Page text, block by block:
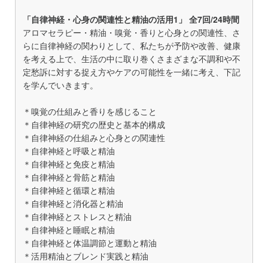
「自律神経・心身の関連性と精油の活用1」 全7回/24時間
アロマセラピー・精油・嗅覚・香りと心身との関連性、さ
らに自律神経の関わりとして、私たちが予防や改善、健康
を考える上で、生活の中に取り巻くさまざまな不調和や不
定愁訴に対する捉え方やケアの可能性を一緒に考え、下記
を学んでいきます。
＊嗅覚の仕組みと香りを感じること
＊自律神経の研究の歴史と基本的構成
＊自律神経の仕組みと心身との関連性
＊自律神経と呼吸と精油
＊自律神経と免疫と精油
＊自律神経と骨筋と精油
＊自律神経と循環と精油
＊自律神経と消化器と精油
＊自律神経とストレスと精油
＊自律神経と睡眠と精油
＊自律神経と体温調節と運動と精油
＊活用精油とブレンド実践と精油